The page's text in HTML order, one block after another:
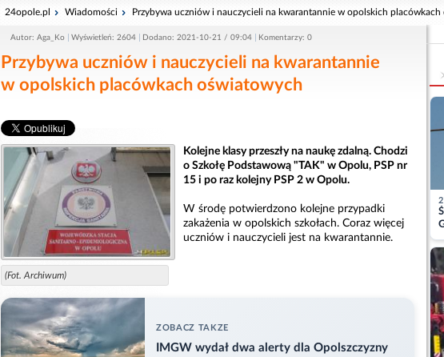
24opole.pl Wiadomości Przybywa uczniów i nauczycieli na kwarantannie w opolskich placówkach
Autor: Aga_Ko Wyświetleń: 2604 Dodano: 2021-10-21 / 09:04 Komentarzy: 0
Przybywa uczniów i nauczycieli na kwarantannie
w opolskich placówkach oświatowych
(Fot. Archiwum)
Kolejne klasy przeszły na naukę zdalną. Chodzi
o Szkołę Podstawową "TAK" w Opolu, PSP nr
15 i po raz kolejny PSP 2 w Opolu.
W środę potwierdzono kolejne przypadki
zakażenia w opolskich szkołach. Coraz więcej
uczniów i nauczycieli jest na kwarantannie.
ZOBACZ TAKZE
IMGW wydał dwa alerty dla Opolszczyzny